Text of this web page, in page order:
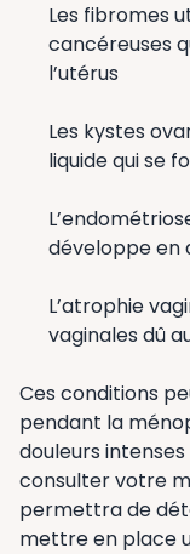
Les fibromes
cancéreuses
l’utérus
Les kystes
liquide qui se
développe en
L’atrophie
vaginales dû
Ces conditions
pendant la
douleurs
consulter votre
permettra de
mettre en place